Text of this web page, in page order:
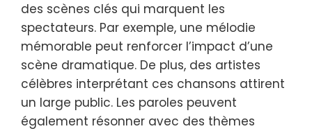
des scènes clés qui marquent les
spectateurs. Par exemple, une mélodie
mémorable peut renforcer l’impact d’une
scène dramatique. De plus, des artistes
célèbres interprétant ces chansons attirent
un large public. Les paroles peuvent
également résonner avec des thèmes